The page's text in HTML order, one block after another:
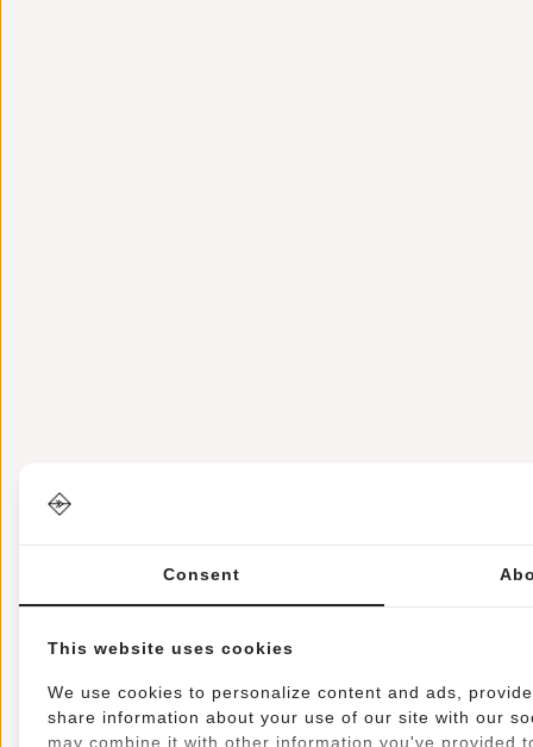
Consent
This website uses cookies
We use cookies to personalize content and ads,
share information about your use of our site with our
may combine it with other information you've